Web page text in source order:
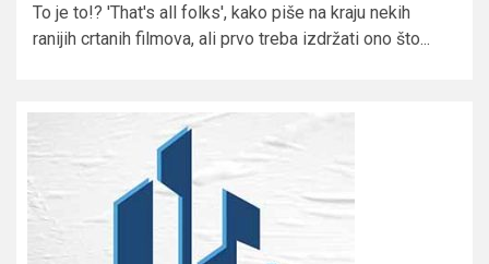
To je to!? 'That's all folks', kako piše na kraju nekih
ranijih crtanih filmova, ali prvo treba izdržati ono što...